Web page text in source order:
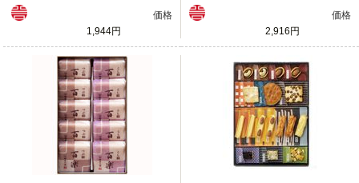
価格
1,944円
価格
2,916円